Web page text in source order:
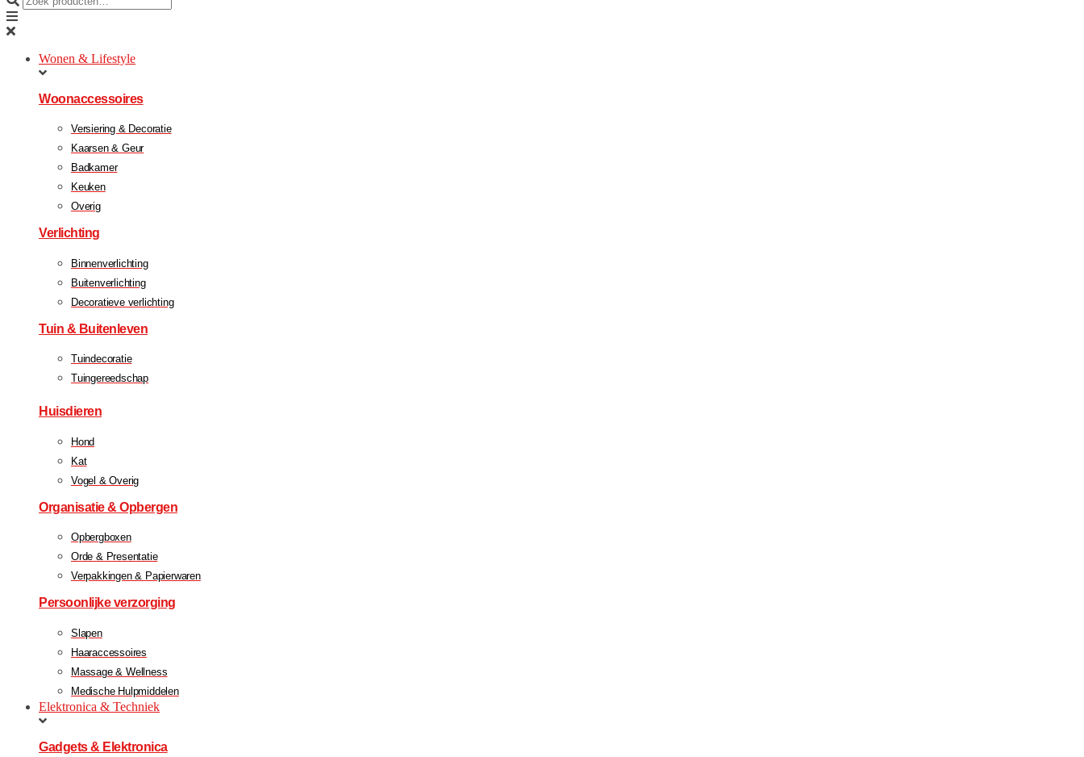
Wonen & Lifestyle
Woonaccessoires
Versiering & Decoratie
Kaarsen & Geur
Badkamer
Keuken
Overig
Verlichting
Binnenverlichting
Buitenverlichting
Decoratieve verlichting
Tuin & Buitenleven
Tuindecoratie
Tuingereedschap
Huisdieren
Hond
Kat
Vogel & Overig
Organisatie & Opbergen
Opbergboxen
Orde & Presentatie
Verpakkingen & Papierwaren
Persoonlijke verzorging
Slapen
Haaraccessoires
Massage & Wellness
Medische Hulpmiddelen
Elektronica & Techniek
Gadgets & Elektronica